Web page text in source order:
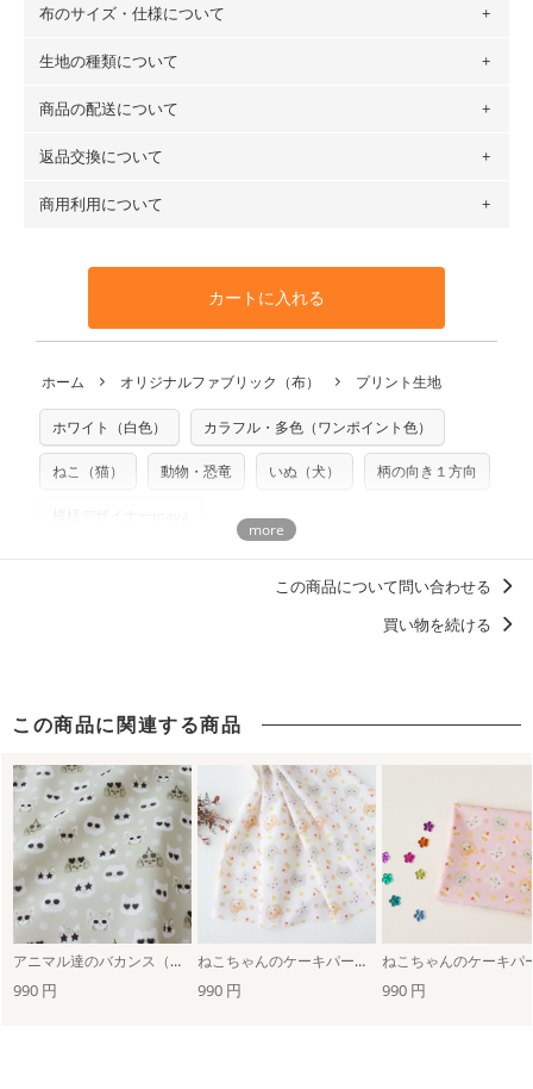
布のサイズ・仕様について
布の長さは50cm単位での販売になります。
場合 → 購入数量「7」
※カットを希望の方は備考欄に「50cmずつカット希望」など
ご記載ください（50cm単位でのカットのみ）
プリント布の仕様についてもっと詳しく見る
生地の種類について
・現在、すべてのデザインのプリントに使用している生地は
ットン（ダブルガーゼ）・100％コットン（ローン）・コッ
トンリネン（ビエラ織）・100％コットン（ツイル）・
100％コットン（キャンバス・11号帆布）です。
生地見本サンプル（無料）を購入する
商品の配送について
・ネコポスでの配送は、布は2mまで型紙は2個までとなりま
も送料の表示が600円となり宅急便での配送となります。
となります。
※万が一、検品時に不備が見つかった場合は、4～5営業日後
※土日祝は営業日に含まれません。
※配送日のご指定は承れません。出来上がり次第、順次発送
返品交換について
・布はご注文後に注文数量のみをプリントするため、
購入後
や用尺をお間違えのないようお願いします。思っていた色味
と違う、などの理由での返品は承れません。予めご了承くだ
商用利用について
利用いただけます。「nunocoto fabric使用」といった記載
も不要です。（製品化した際に起こる全ての問題、クレーム
いませんのでご了承ください）
※有料型紙（ホームソーイング型紙シリーズ）および柄がえ
らべるキットに付属された型紙は商用利用できませんのでご
注意ください。型紙自体の転用・販売および型紙を使用して
商用利用についての詳細はこちら
カートに入れる
ホーム オリジナルファブリック（布） プリント生地
ホワイト（白色） カラフル・多色（ワンポイント色）
ねこ（猫） 動物・恐竜 いぬ（犬） 柄の向き１方向
この商品について問い合わせる
買い物を続ける
この商品に関連する商品
アニマル達のバカンス（モカ） ねこちゃんのケーキパーティー（ホワイト）
990 円 990 円 990 円